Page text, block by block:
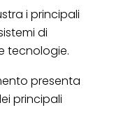
i principali
di
tecnologie.
presenta
principali